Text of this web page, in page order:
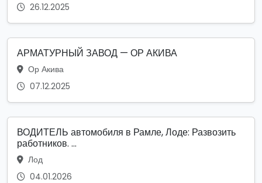
26.12.2025
АРМАТУРНЫЙ ЗАВОД — ОР АКИВА
Ор Акива
07.12.2025
ВОДИТЕЛЬ автомобиля в Рамле, Лоде: Развозить
работников. ...
Лод
04.01.2026